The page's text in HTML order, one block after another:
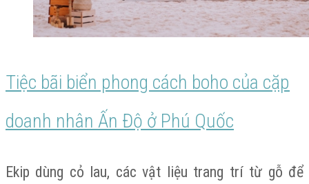
cặp
doanh
nhân
Độ
Tiệc bãi biển phong cách boho của cặp
doanh nhân Ấn Độ ở Phú Quốc
Ekip dùng cỏ lau, các vật liệu trang trí từ gỗ để